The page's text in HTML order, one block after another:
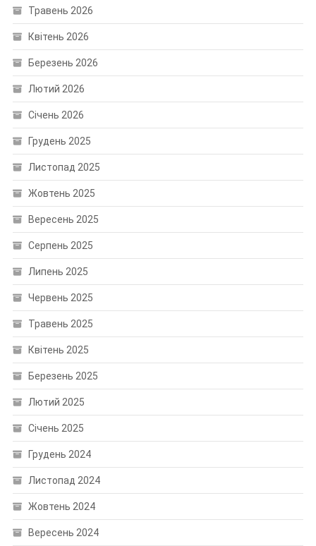
Травень 2026
Квітень 2026
Березень 2026
Лютий 2026
Січень 2026
Грудень 2025
Листопад 2025
Жовтень 2025
Вересень 2025
Серпень 2025
Липень 2025
Червень 2025
Травень 2025
Квітень 2025
Березень 2025
Лютий 2025
Січень 2025
Грудень 2024
Листопад 2024
Жовтень 2024
Вересень 2024